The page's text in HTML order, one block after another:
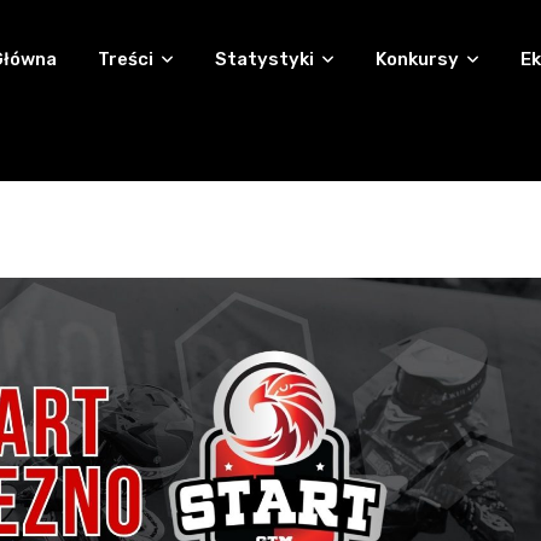
Treści Statystyki Konkursy